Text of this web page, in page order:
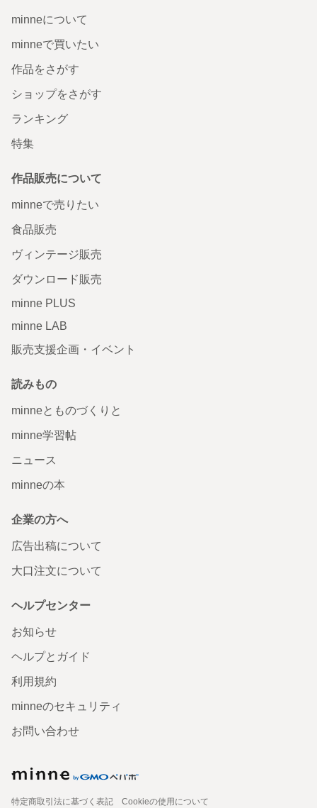
minneについて
minneで買いたい
作品をさがす
ショップをさがす
ランキング
特集
作品販売について
minneで売りたい
食品販売
ヴィンテージ販売
ダウンロード販売
minne PLUS
minne LAB
販売支援企画・イベント
読みもの
minneとものづくりと
minne学習帖
ニュース
minneの本
企業の方へ
広告出稿について
大口注文について
ヘルプセンター
お知らせ
ヘルプとガイド
利用規約
minneのセキュリティ
お問い合わせ
特定商取引法に基づく表記
Cookieの使用について